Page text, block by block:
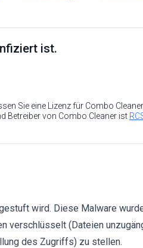
ist.
Sie eine Lizenz für Combo
Betreiber von Combo Cleaner ist
wird. Diese Malware
verschlüsselt (Dateien
des Zugriffs) zu stellen.